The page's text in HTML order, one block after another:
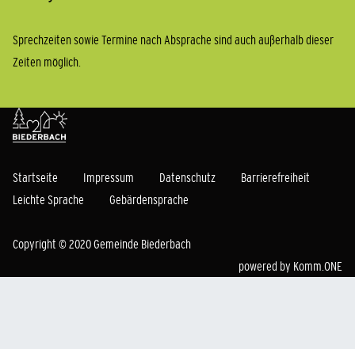
Sprechzeiten sowie Termine nach Absprache sind auch außerhalb dieser
Zeiten möglich.
Startseite Impressum Datenschutz
Barrierefreiheit
Leichte Sprache
Gebärdensprache
Copyright © 2020 Gemeinde Biederbach
powered by Komm.ONE